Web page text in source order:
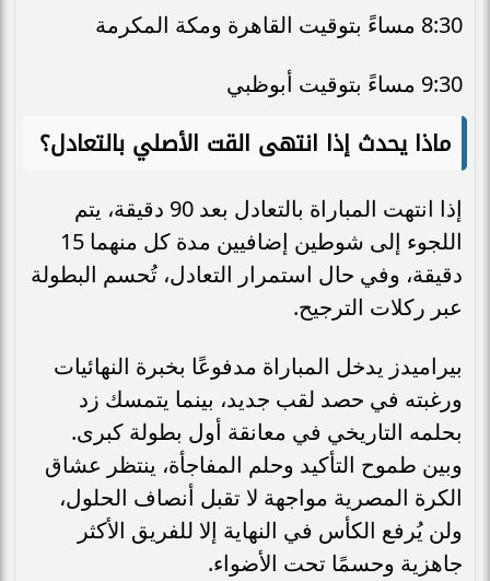
8:30 مساءً بتوقيت القاهرة ومكة المكرمة
9:30 مساءً بتوقيت أبوظبي
ماذا يحدث إذا انتهى القت الأصلي بالتعادل؟
إذا انتهت المباراة بالتعادل بعد 90 دقيقة، يتم
اللجوء إلى شوطين إضافيين مدة كل منهما 15
دقيقة، وفي حال استمرار التعادل، تُحسم البطولة
عبر ركلات الترجيح.
بيراميدز يدخل المباراة مدفوعًا بخبرة النهائيات
ورغبته في حصد لقب جديد، بينما يتمسك زد
بحلمه التاريخي في معانقة أول بطولة كبرى.
وبين طموح التأكيد وحلم المفاجأة، ينتظر عشاق
الكرة المصرية مواجهة لا تقبل أنصاف الحلول،
ولن يُرفع الكأس في النهاية إلا للفريق الأكثر
جاهزية وحسمًا تحت الأضواء.